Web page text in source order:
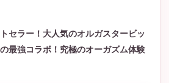
セラー！大人気のオルガスタービッ
最強コラボ！究極のオーガズム体験